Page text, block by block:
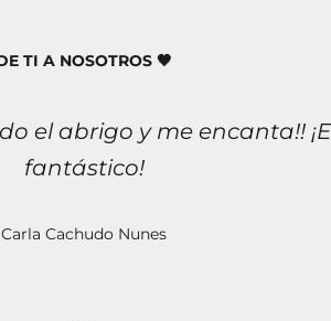
TI A NOSOTROS 🖤
el abrigo y me encanta!!
fantástico!
Carla Cachudo Nunes